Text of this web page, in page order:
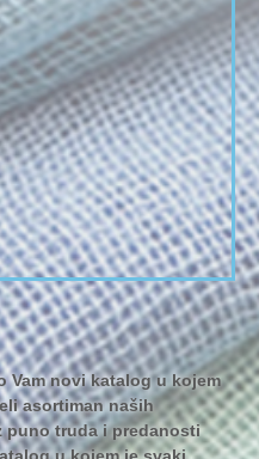
Vam novi katalog u kojem
asortiman naših
puno truda i predanosti